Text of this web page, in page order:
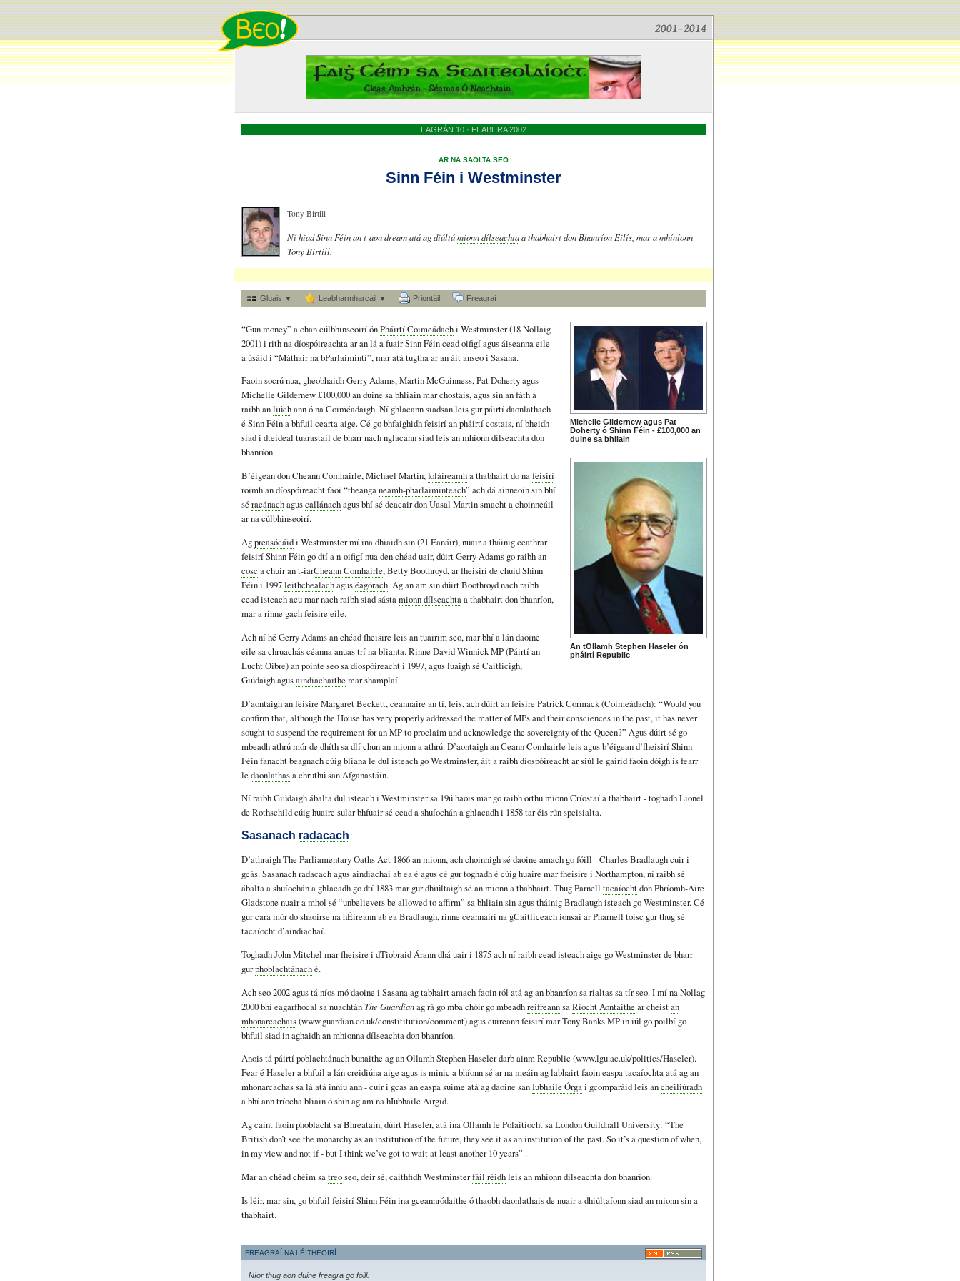
EAGRÁN 10 · FEABHRA 2002
AR NA SAOLTA SEO
Sinn Féin i Westminster
Tony Birtill
Ní hiad Sinn Féin an t-aon dream atá ag diúltúmionn dílseachtaa thabhairt don Bhanríon Eilís, mar a mhíníonn
Tony Birtill.
Gluais ▼ Leabharmharcáil ▼ Priontáil Freagraí
Michelle Gildernew agus Pat
Doherty ó Shinn Féin - £100,000 an
duine sa bhliain
An tOllamh Stephen Haseler ón
pháirtí Republic
“Gun money” a chan cúlbhinseoirí ónPháirtí Coimeádachi Westminster (18 Nollaig
2001) i rith na díospóireachta ar an lá a fuair Sinn Féin cead oifigí agusáiseanna eile
a úsáid i “Máthair na bParlaimintí”, mar atá tugtha ar an áit anseo i Sasana.
Faoin socrú nua, gheobhaidh Gerry Adams, Martin McGuinness, Pat Doherty agus
Michelle Gildernew £100,000 an duine sa bhliain mar chostais, agus sin an fáth a
raibh anliúchann ó na Coiméadaigh. Ní ghlacann siadsan leis gur páirtí daonlathach
é Sinn Féin a bhfuil cearta aige. Cé go bhfaighidh feisirí an pháirtí costais, ní bheidh
siad i dteideal tuarastail de bharr nach nglacann siad leis an mhionn dílseachta don
bhanríon.
B’éigean don Cheann Comhairle, Michael Martin,foláireamha thabhairt do nafeisirí
roimh an díospóireacht faoi “theanganeamh-pharlaiminteach” ach dá ainneoin sin bhí
sé racánachaguscallánachagus bhí sé deacair don Uasal Martin smacht a choinneáil
ar nacúlbhinseoirí.
Agpreasócáidi Westminster mí ina dhiaidh sin (21 Eanáir), nuair a tháinig ceathrar
feisirí Shinn Féin go dtí a n-oifigí nua den chéad uair, dúirt Gerry Adams go raibh an
cosc a chuir an t-iarCheann Comhairle, Betty Boothroyd, ar fheisirí de chuid Shinn
Féin i 1997leithchealachaguséagórach. Ag an am sin dúirt Boothroyd nach raibh
cead isteach acu mar nach raibh siad sástamionn dílseachtaa thabhairt don bhanríon,
mar a rinne gach feisire eile.
Ach ní hé Gerry Adams an chéad fheisire leis an tuairim seo, mar bhí a lán daoine
eile sachruacháscéanna anuas trí na blianta. Rinne David Winnick MP (Páirtí an
Lucht Oibre) an pointe seo sa díospóireacht i 1997, agus luaigh sé Caitlicigh,
Giúdaigh agusaindiachaithe mar shamplaí.
D’aontaigh an feisire Margaret Beckett, ceannaire an tí, leis, ach dúirt an feisire Patrick Cormack (Coimeádach): “Would you
confirm that, although the House has very properly addressed the matter of MPs and their consciences in the past, it has never
sought to suspend the requirement for an MP to proclaim and acknowledge the sovereignty of the Queen?” Agus dúirt sé go
mbeadh athrú mór de dhíth sa dlí chun an mionn a athrú. D’aontaigh an Ceann Comhairle leis agus b’éigean d’fheisirí Shinn
Féin fanacht beagnach cúig bliana le dul isteach go Westminster, áit a raibh díospóireacht ar siúl le gairid faoin dóigh is fearr
le daonlathasa chruthú san Afganastáin.
Ní raibh Giúdaigh ábalta dul isteach i Westminster sa 19ú haois mar go raibh orthu mionn Críostaí a thabhairt - toghadh Lionel
de Rothschild cúig huaire sular bhfuair sé cead a shuíochán a ghlacadh i 1858 tar éis rún speisialta.
Sasanach radacach
D’athraigh The Parliamentary Oaths Act 1866 an mionn, ach choinnigh sé daoine amach go fóill - Charles Bradlaugh cuir i
gcás. Sasanach radacach agus aindiachaí ab ea é agus cé gur toghadh é cúig huaire mar fheisire i Northampton, ní raibh sé
ábalta a shuíochán a ghlacadh go dtí 1883 mar gur dhiúltaigh sé an mionn a thabhairt. Thug Parnell tacaíochtdon Phríomh-Aire
Gladstone nuair a mhol sé “unbelievers be allowed to affirm” sa bhliain sin agus tháinig Bradlaugh isteach go Westminster. Cé
gur cara mór do shaoirse na hÉireann ab ea Bradlaugh, rinne ceannairí na gCaitliceach ionsaí ar Pharnell toisc gur thug sé
tacaíocht d’aindiachaí.
Toghadh John Mitchel mar fheisire i dTiobraid Árann dhá uair i 1875 ach ní raibh cead isteach aige go Westminster de bharr
gurphoblachtánaché.
Ach seo 2002 agus tá níos mó daoine i Sasana ag tabhairt amach faoin ról atá ag an bhanríon sa rialtas sa tír seo. I mí na Nollag
2000 bhí eagarfhocal sa nuachtán The Guardianag rá go mba chóir go mbeadhreifreannsa Ríocht Aontaithe ar cheist an
mhonarcachais(www.guardian.co.uk/constititution/comment) agus cuireann feisirí mar Tony Banks MP in iúl go poilbí go
bhfuil siad in aghaidh an mhionna dílseachta don bhanríon.
Anois tá páirtí poblachtánach bunaithe ag an Ollamh Stephen Haseler darb ainm Republic (www.lgu.ac.uk/politics/Haseler).
Fear é Haseler a bhfuil a láncreidiúnaaige agus is minic a bhíonn sé ar na meáin ag labhairt faoin easpa tacaíochta atá ag an
mhonarcachas sa lá atá inniu ann - cuir i gcas an easpa suime atá ag daoine sanIubhaile Órgai gcomparáid leis ancheiliúradh
a bhí ann tríocha bliain ó shin ag am na hIubhaile Airgid.
Ag caint faoin phoblacht sa Bhreatain, dúirt Haseler, atá ina Ollamh le Polaitíocht sa London Guildhall University: “The
British don’t see the monarchy as an institution of the future, they see it as an institution of the past. So it’s a question of when,
in my view and not if - but I think we’ve got to wait at least another 10 years” .
Mar an chéad chéim satreoseo, deir sé, caithfidh Westminsterfáil réidhleis an mhionn dílseachta don bhanríon.
Is léir, mar sin, go bhfuil feisirí Shinn Féin ina gceannródaithe ó thaobh daonlathais de nuair a dhiúltaíonn siad an mionn sin a
thabhairt.
FREAGRAÍ NA LÉITHEOIRÍ